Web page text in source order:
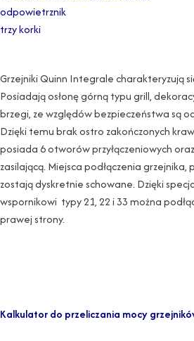
odpowietrznik
trzy korki
Grzejniki Quinn Integrale charakteryzują
Posiadają osłonę górną typu grill,
brzegi, ze względów bezpieczeństwa są
Dzięki temu brak ostro zakończonych
posiada 6 otworów przyłączeniowych
zasilającą. Miejsca podłączenia grzejnika,
zostają dyskretnie schowane. Dzięki
wspornikowi typy 21, 22 i 33 można
prawej strony.
Kalkulator do przeliczania mocy